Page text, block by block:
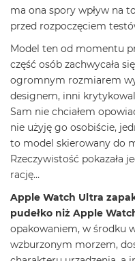
b
t
e
n
y
R
ó
ż
M
a
c
o
k
N
e
o
I
ma ona spory wpływ na
przed rozpoczęciem
Model ten od momentu
część osób zachwycała
ogromnym rozmiarem
designem, inni
Sam nie chciałem
nie użyję go osobiście,
to model skierowany do
Rzeczywistość pokazała
rację…
Apple Watch Ultra
pudełko niż Apple
opakowaniem, w środku
wzburzonym morzem,